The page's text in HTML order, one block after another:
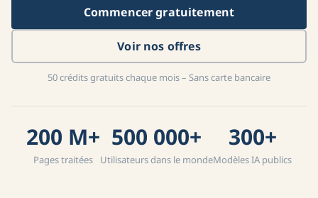
Commencer gratuitement
Voir nos offres
50 crédits gratuits chaque mois – Sans carte bancaire
200 M+
Pages traitées
500 000+
Utilisateurs dans le monde
300+
Modèles IA publics